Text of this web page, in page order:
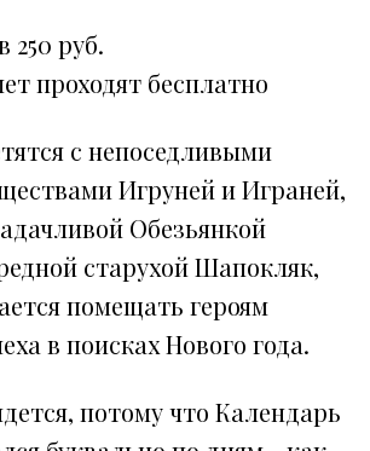
250 руб.
проходят бесплатно
с непоседливыми
Игруней и Играней,
Обезьянкой
старухой Шапокляк,
помещать героям
в поисках Нового года.
потому что Календарь